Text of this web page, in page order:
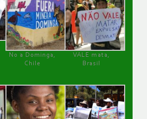
No a Dominga,
Chile
VALE mata,
Brasil